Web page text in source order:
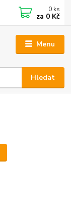
Menu
Hledat
0 ks
za 0 Kč